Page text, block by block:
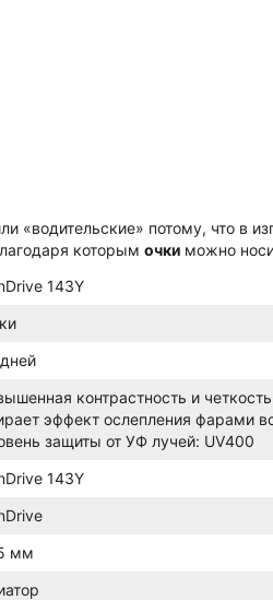
«водительские» потому, что в
которым очки можно
143Y
контрастность и
эффект ослепления фарами
защиты от УФ лучей: UV400
143Y
мм